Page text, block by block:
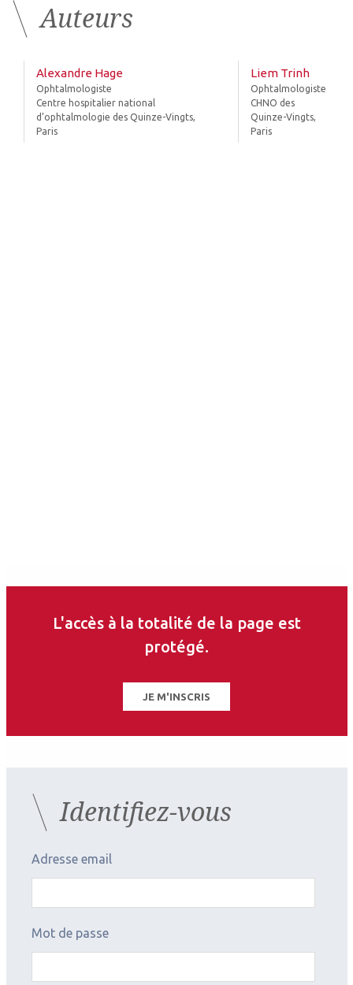
Auteurs
Alexandre Hage
Ophtalmologiste
Centre hospitalier national
d’ophtalmologie des Quinze-Vingts,
Paris
Liem Trinh
Ophtalmologiste
CHNO des
Quinze-Vingts,
Paris
L'accès à la totalité de la page est
protégé.
JE M'INSCRIS
Identifiez-vous
Adresse email
Mot de passe